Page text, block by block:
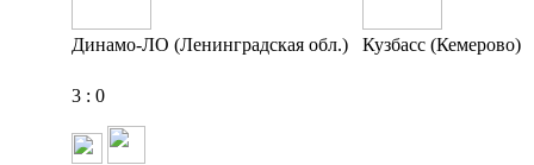
Динамо-ЛО (Ленинградская обл.) Кузбасс (Кемерово)
3 : 0